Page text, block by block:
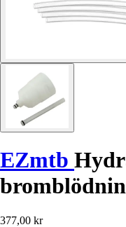
EZmtb
377,00 kr